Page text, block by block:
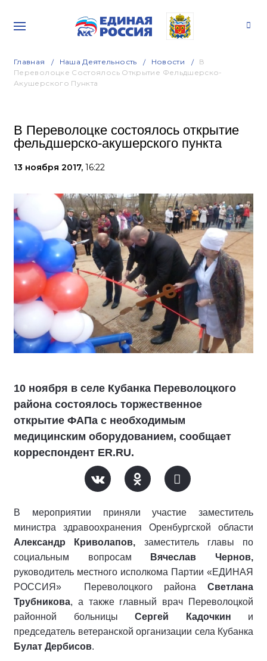
Главная Наша Деятельность Новости
В
Переволоцке Состоялось Открытие Фельдшерско-
Акушерского Пункта
В Переволоцке состоялось открытие
фельдшерско-акушерского пункта
13 ноября 2017, 16:22
10 ноября в селе Кубанка Переволоцкого
района состоялось торжественное
открытие ФАПа с необходимым
медицинским оборудованием, сообщает
корреспондент ER.RU.
В мероприятии приняли участие заместитель
министра здравоохранения Оренбургской области
Александр Криволапов, заместитель главы по
социальным вопросам
Вячеслав Чернов,
руководитель местного исполкома Партии «ЕДИНАЯ
РОССИЯ» Переволоцкого района Светлана
Трубникова, а также главный врач Переволоцкой
районной больницы Сергей Кадочкин и
председатель ветеранской организации села Кубанка
Булат Дербисов.